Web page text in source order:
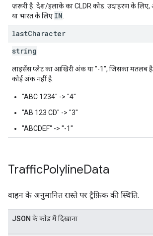
ज़रूरी है. देश/इलाके का CLDR कोड. उदाहरण के लिए,
या भारत के लिए IN
lastCharacter
string
लाइसेंस प्लेट का आखिरी अंक या "-1", जिसका मतलब
कोई अंक नहीं है.
"ABC 1234" -> "4"
"AB 123 CD" -> "3"
"ABCDEF" -> "-1"
TrafficPolylineData
वाहन के अनुमानित रास्ते पर ट्रैफ़िक की स्थिति.
JSON के काेड में दिखाना